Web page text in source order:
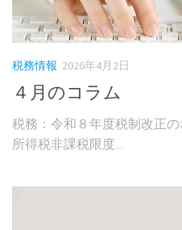
税務情報 2026年4月2日
４月のコラム
税務：令和８年度税制改正
所得税非課税限度...